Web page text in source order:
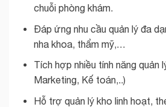
chuỗi phòng khám.
Đáp ứng nhu cầu quản lý đa
nha khoa, thẩm mỹ,…
Tích hợp nhiều tính năng quản
Marketing, Kế toán,..)
Hỗ trợ quản lý kho linh hoạt,